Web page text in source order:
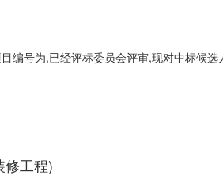
号为,已经评标委员会评审,现对中标候
的装饰装修工程（施工类）；n注：工程业
修工程)